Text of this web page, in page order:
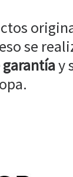
se
garantíay